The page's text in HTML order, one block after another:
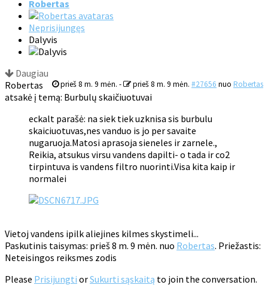
Robertas
Neprisijungęs
Dalyvis
Daugiau
prieš 8 m. 9 mėn. - prieš 8 m. 9 mėn. #27656 nuo Robertas
Robertas
atsakė į temą: Burbulų skaičiuotuvai
eckalt parašė: na siek tiek uzknisa sis burbulu
skaiciuotuvas,nes vanduo is jo per savaite
nugaruoja.Matosi aprasoja sieneles ir zarnele.,
Reikia, atsukus virsu vandens dapilti- o tada ir co2
tirpintuva is vandens filtro nuorinti.Visa kita kaip ir
normalei
Vietoj vandens ipilk aliejines kilmes skystimeli...
Paskutinis taisymas: prieš 8 m. 9 mėn. nuo Robertas. Priežastis:
Neteisingos reiksmes zodis
Please Prisijungti orSukurti sąskaitą to join the conversation.